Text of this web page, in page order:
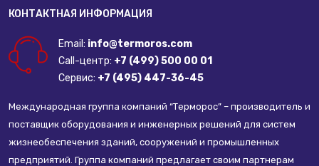
КОНТАКТНАЯ ИНФОРМАЦИЯ
Email: info@termoros.com
Call-центр: +7 (499) 500 00 01
Сервис: +7 (495) 447-36-45
Международная группа компаний “Терморос” – производитель и
поставщик оборудования и инженерных решений для систем
жизнеобеспечения зданий, сооружений и промышленных
предприятий. Группа компаний предлагает своим партнерам